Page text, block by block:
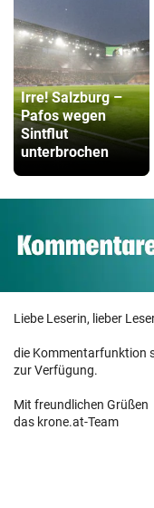
Irre! Salzburg –
Pafos wegen
Sintflut
unterbrochen
Liebe Leserin, lieber
die Kommentarfunktion
zur Verfügung.
Mit freundlichen Grüßen
das krone.at-Team